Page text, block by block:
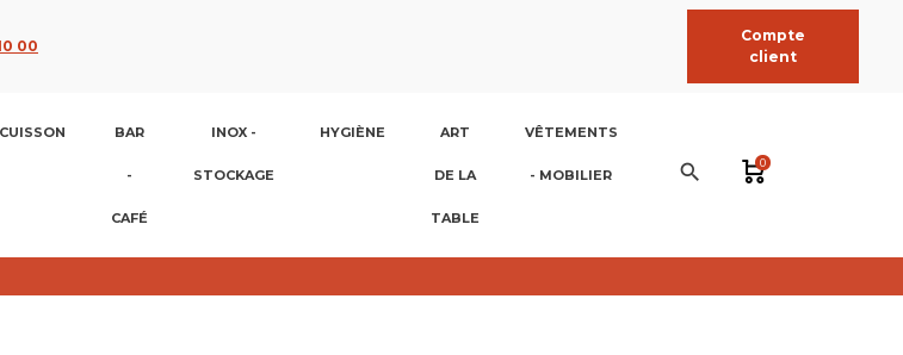
00
Compte
client
CUISSON BAR
-
CAFÉ
INOX -
STOCKAGE
HYGIÈNE ART
DE LA
TABLE
VÊTEMENTS
- MOBILIER search 0